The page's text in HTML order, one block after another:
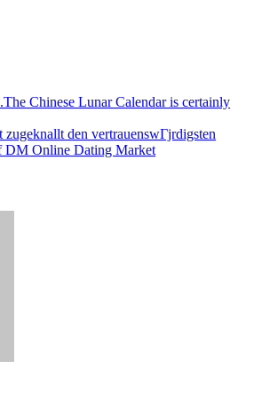
Chinese Lunar Calendar is certainly
zugeknallt den vertrauenswГјrdigsten
DM Online Dating Market